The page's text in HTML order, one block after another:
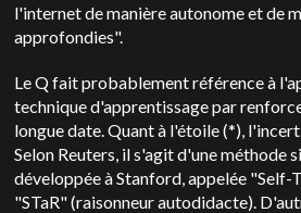
l'internet de manière autonome et de
approfondies".
Le Q fait probablement référence à
technique d'apprentissage par
longue date. Quant à l'étoile (*),
Selon Reuters, il s'agit d'une méthode
développée à Stanford, appelée "Self-
"STaR" (raisonneur autodidacte).